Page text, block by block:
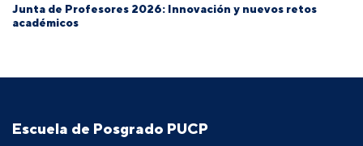
Junta de Profesores 2026: Innovación y nuevos retos
académicos
Escuela de Posgrado PUCP